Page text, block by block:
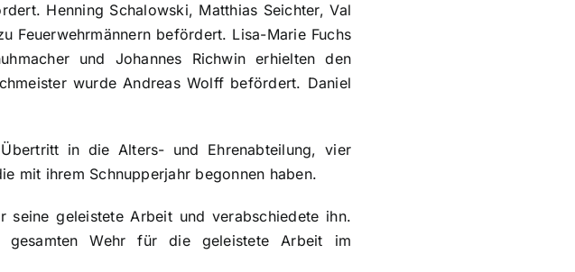
Henning Schalowski, Matthias Seichter, Val
Feuerwehrmännern befördert. Lisa-Marie Fuchs
und Johannes Richwin erhielten den
wurde Andreas Wolff befördert. Daniel
in die Alters- und Ehrenabteilung, vier
mit ihrem Schnupperjahr begonnen haben.
geleistete Arbeit und verabschiedete ihn.
gesamten Wehr für die geleistete Arbeit im